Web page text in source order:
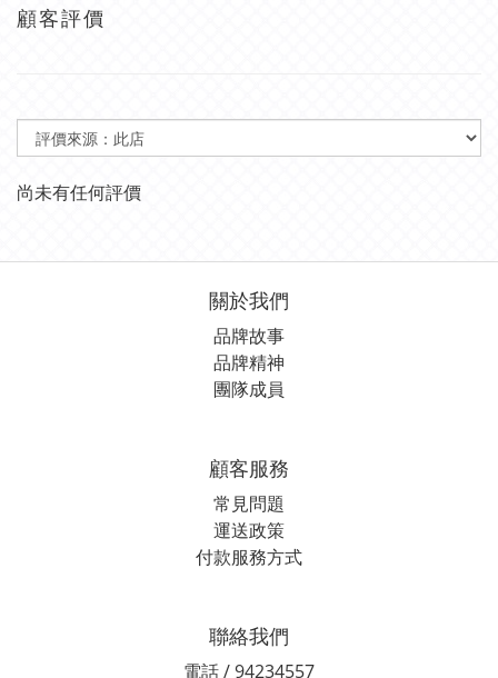
顧客評價
尚未有任何評價
關於我們
品牌故事
品牌精神
團隊成員
顧客服務
常見問題
運送政策
付款服務方式
聯絡我們
電話 / 94234557